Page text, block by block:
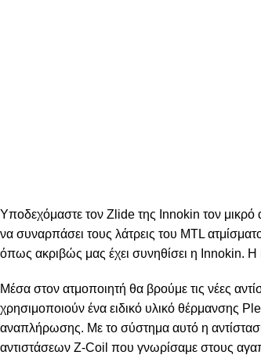
Υποδεχόμαστε τον Zlide της Innokin τον
να συναρπάσει τους λάτρεις του MTL
όπως ακριβώς μας έχει συνηθίσει η Innokin. Η
Μέσα στον ατμοποιητή θα βρούμε τις νέες
χρησιμοποιούν ένα ειδικό υλικό θέρμανσης
αναπλήρωσης. Με το σύστημα αυτό η αντίσταση
αντιστάσεων Z-Coil που γνωρίσαμε στους